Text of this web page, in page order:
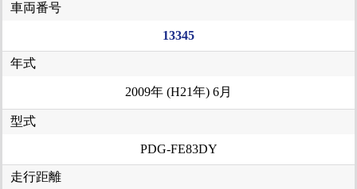
車両番号
13345
年式
2009年 (H21年) 6月
型式
PDG-FE83DY
走行距離